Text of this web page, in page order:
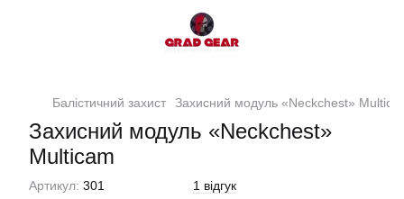
Балістичний захист Захисний модуль «Neckchest»
Захисний модуль «Neckchest»
Multicam
Артикул: 301 1 відгук